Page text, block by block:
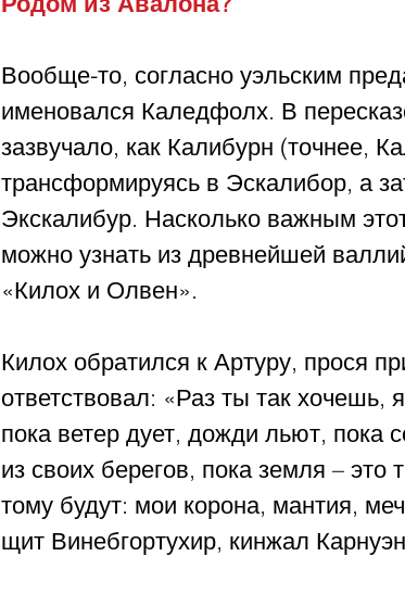
Вообще-то, согласно уэльским
именовался Каледфолх. В
зазвучало, как Калибурн (точнее,
трансформируясь в Эскалибор, а
Экскалибур. Насколько важным
можно узнать из древнейшей
«Килох и Олвен».
Килох обратился к Артуру, прося
ответствовал: «Раз ты так
пока ветер дует, дожди льют, пока
из своих берегов, пока земля –
тому будут: мои корона, мантия,
щит Винебгортухир, кинжал